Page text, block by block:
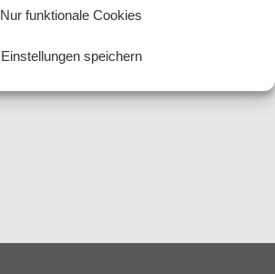
Nur funktionale Cookies
Einstellungen speichern